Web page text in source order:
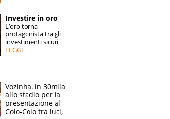
Investire in oro
L’oro torna
protagonista tra gli
investimenti sicuri
LEGGI
Vozinha, in 30mila
allo stadio per la
presentazione al
Colo-Colo tra luci,